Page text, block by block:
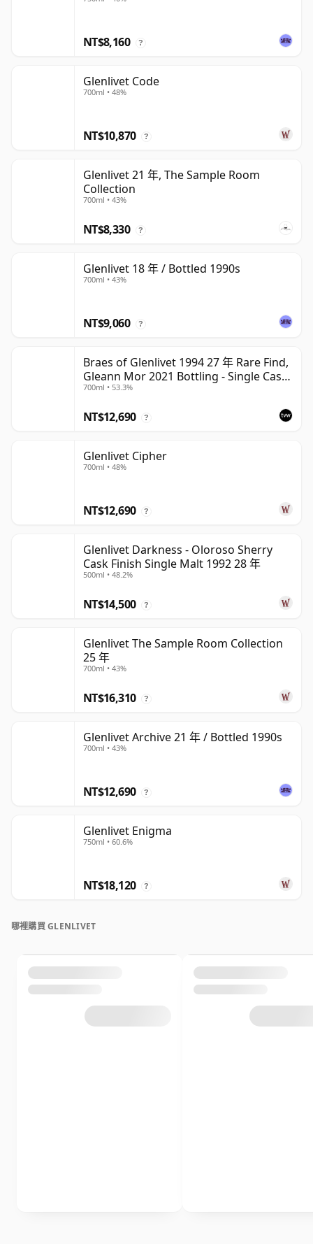
NT$8,160 ?
Glenlivet Code
700ml • 48%
NT$10,870 ?
Glenlivet 21 年, The Sample Room
Collection
700ml • 43%
NT$8,330 ?
Glenlivet 18 年 / Bottled 1990s
700ml • 43%
NT$9,060 ?
Braes of Glenlivet 1994 27 年 Rare Find,
Gleann Mor 2021 Bottling - Single Cask
165617
700ml • 53.3%
NT$12,690 ?
Glenlivet Cipher
700ml • 48%
NT$12,690 ?
Glenlivet Darkness - Oloroso Sherry
Cask Finish Single Malt 1992 28 年
500ml • 48.2%
NT$14,500 ?
Glenlivet The Sample Room Collection
25 年
700ml • 43%
NT$16,310 ?
Glenlivet Archive 21 年 / Bottled 1990s
700ml • 43%
NT$12,690 ?
Glenlivet Enigma
750ml • 60.6%
NT$18,120 ?
哪裡購買 GLENLIVET